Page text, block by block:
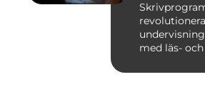
med läs- och